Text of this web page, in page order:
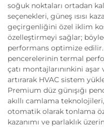
soğuk noktaları ortadan
seçenekleri, güneş ısısı
geçirgenliğini özel iklim
özelleştirmeyi sağlar;
performans optimize edilir.
pencerelerinin termal
çatı montajlarınınkini
artırarak HVAC sistem
Premium düz günışığı
akıllı camlama
otomatik olarak tonlama
kazanımı ve parlaklık